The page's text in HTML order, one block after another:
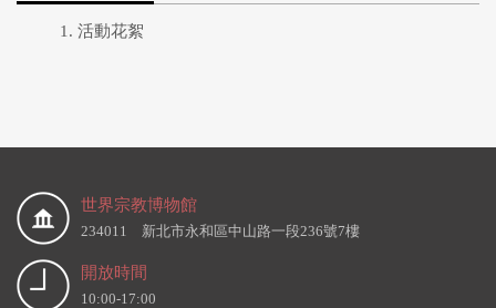
活動花絮
世界宗教博物館
234011 新北市永和區中山路一段236號7樓
開放時間
10:00-17:00